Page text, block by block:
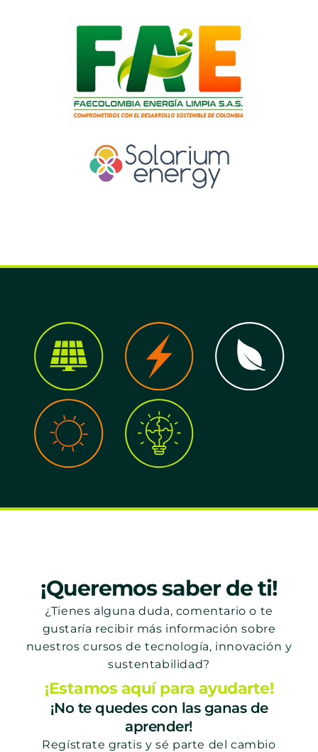
¡Queremos saber de ti!
¿Tienes alguna duda, comentario o te
gustaría recibir más información sobre
nuestros cursos de tecnología, innovación y
sustentabilidad?
¡Estamos aquí para ayudarte!
¡No te quedes con las ganas de
aprender!
Regístrate gratis y sé parte del cambio